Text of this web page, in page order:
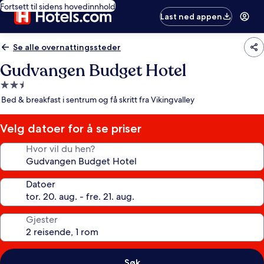
Fortsett til sidens hovedinnhold
Last ned appen
Se alle overnattingssteder
Gudvangen Budget Hotel
Overnattingssted
med
stjerner
Bed & breakfast i sentrum og få skritt fra Vikingvalley
Velg datoer for å se priser
Hvor vil du hen?
Datoer
Gjester